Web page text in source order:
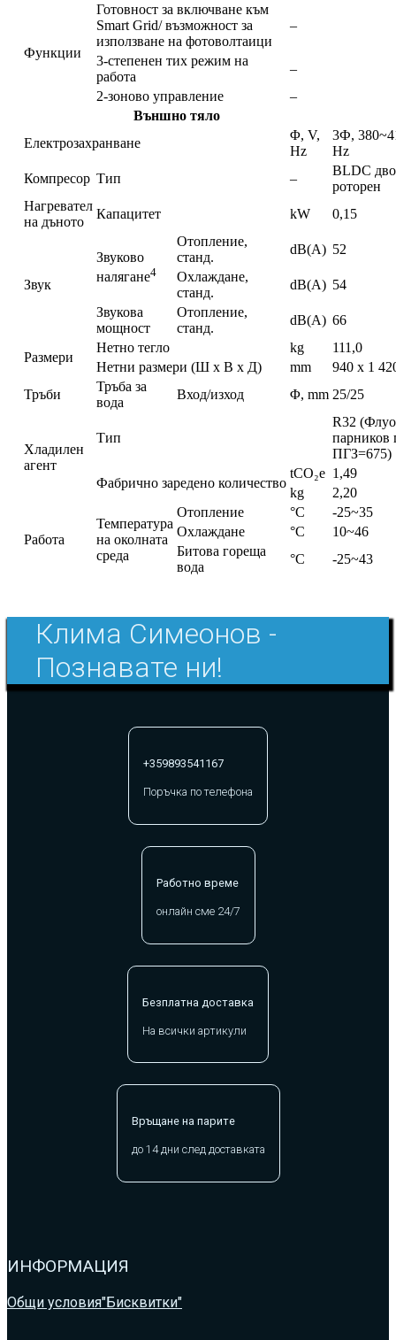
Функции
Готовност за включване към
Smart Grid/ възможност за
използване на фотоволтаици
–
3-степенен тих режим на
работа
–
2-зоново управление
–
Външно тяло
Електрозахранване
Φ, V,
Hz
3Ф,
Hz
Компресор Тип –
BLDC
роторен
Нагревател
на дъното
Капацитет kW 0,15
Звук
Звуково
налягане4
Отопление,
станд.
dB(A) 52
Охлаждане,
станд.
dB(A) 54
Звукова
мощност
Отопление,
станд.
dB(A) 66
Размери
Нетно тегло kg
111,0
Нетни размери (Ш х В х Д)
mm
940 x 1
Тръби
Тръба за
вода
Вход/изход Φ, mm 25/25
Хладилен
агент
Тип
R32
парников
ПГЗ=675)
Фабрично заредено количество
tCO₂e 1,49
kg
2,20
Работа
Температура
на околната
среда
Oтопление °C
-25~35
Охлаждане
°C
10~46
Битова гореща
вода
°C -25~43
Клима Симеонов -
Познавате ни!
+359893541167
Поръчка по телефона
Работно време
онлайн сме 24/7
Безплатна доставка
На всички артикули
Връщане на парите
до 14 дни след доставката
ИНФОРМАЦИЯ
Общи условия"Бисквитки"